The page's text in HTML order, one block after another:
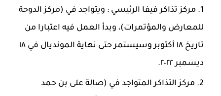
مركز تذاكر فيفا الرئيسي : ويتواجد في (مركز الدوحة
للمعارض والمؤتمرات)، وبدأ العمل فيه اعتبارا من
تاريخ ١٨ أكتوبر وسيستمر حتى نهاية المونديال في ١٨
ديسمبر ٢٠٢٢.
مركز التذاكر المتواجد في (صالة على بن حمد